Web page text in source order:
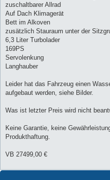
zuschaltbarer Allrad
Auf Dach Klimagerät
Bett im Alkoven
zusätzlich Stauraum unter der
6,3 Liter Turbolader
169PS
Servolenkung
Langhauber
Leider hat das Fahrzeug einen
aufgebaut werden, siehe Bilder.
Was ist letzter Preis wird nicht
Keine Garantie, keine
Produkthaftung.
VB 27499,00 €